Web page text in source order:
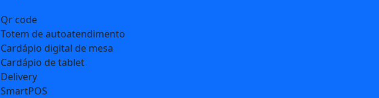
Qr code
Totem de autoatendimento
Cardápio digital de mesa
Cardápio de tablet
Delivery
SmartPOS